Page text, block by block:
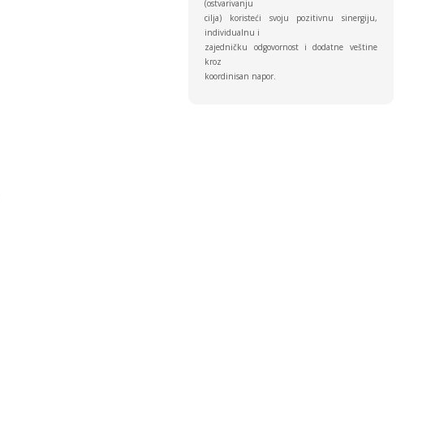
(ostvarivanju
cilja) koristeći svoju pozitivnu sinergiju,
individualnu i
zajedničku odgovornost i dodatne veštine
kroz
koordinisan napor.